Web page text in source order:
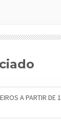
A PARTIR DE 1